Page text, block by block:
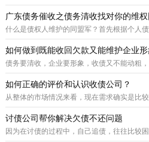
广东债务催收之债务清收找对你的维
什么是债权人维护的同盟军？首先根据个人
如何做到既能收回欠款又能维护企业形
债务要清收，企业要形象，收债又不能动粗
如何正确的评价和认识收债公司？
从整体的市场情况来看，现在需求确实是比
讨债公司帮你解决欠债不还问题
因为在讨债的过程中，自己追债，往往比较